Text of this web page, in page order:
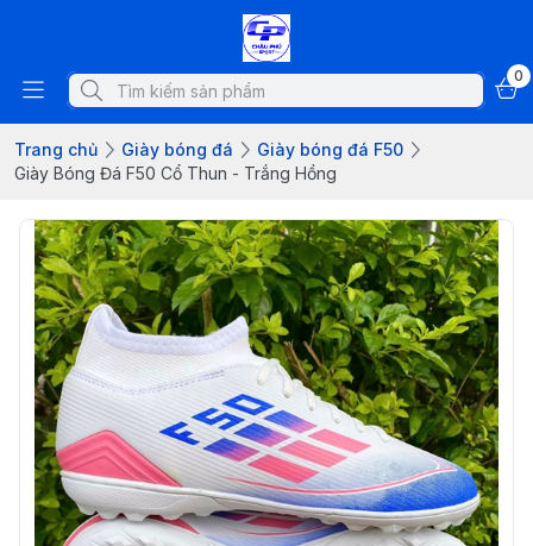
0
Trang chủ Giày bóng đá
Giày bóng đá F50
Giày Bóng Đá F50 Cổ Thun - Trắng Hồng